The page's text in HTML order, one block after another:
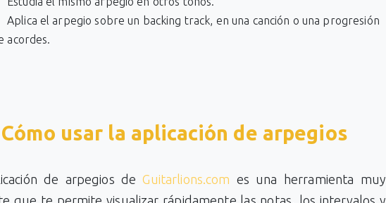
Aplica el arpegio sobre un backing track, en una canción o una progresión
acordes.
Cómo usar la aplicación de arpegios
de arpegios deGuitarlions.com es una herramienta muy
que te permite visualizar rápidamente las notas, los intervalos y